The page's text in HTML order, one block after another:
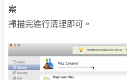
案
掃描完進行清理即可。